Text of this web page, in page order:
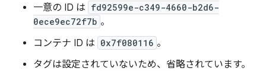
一意の ID は fd92599e-c349-4660-b2d6-
0ece9ec72f7b 。
コンテナ ID は 0x7f080116 。
タグは設定されていないため、省略されています。